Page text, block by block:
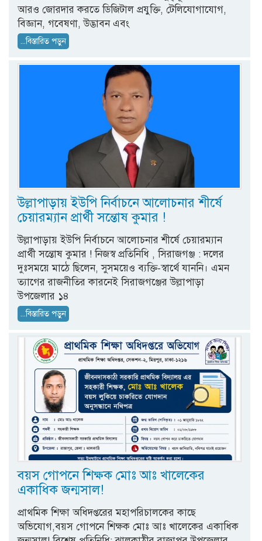
আরও জোরদার করতে ডিজিটাল প্রযুক্তি, টেলিযোগাযোগ,
বিজ্ঞান, গবেষণা, উদ্ভাবন এবং
...বিস্তারিত পড়ুন
উল্লাপাড়ায় ইউপি নির্বাচনে আলোচনার শীর্ষে
চেয়ারম্যান প্রার্থী সন্তোষ কুমার !
উল্লাপাড়ায় ইউপি নির্বাচনে আলোচনার শীর্ষে চেয়ারম্যান
প্রার্থী সন্তোষ কুমার ! নিজস্ব প্রতিনিধি , সিরাজগঞ্জ : দলের
দুঃসময়ে মাঠে ছিলেন, সুসময়েও ব্যক্তি-স্বার্থে যাননি। এমন
ত্যাগের রাজনীতির কারনেই সিরাজগঞ্জের উল্লাপাড়া
উপজেলার ১৪
...বিস্তারিত পড়ুন
বয়স গোপনে শিক্ষক মোঃ আঃ খালেকের
একাধিক জন্মসাল!
প্রাথমিক শিক্ষা অধিদপ্তরের মহাপরিচালকের কাছে
অভিযোগ,বয়স গোপনে শিক্ষক মোঃ আঃ খালেকের একাধিক